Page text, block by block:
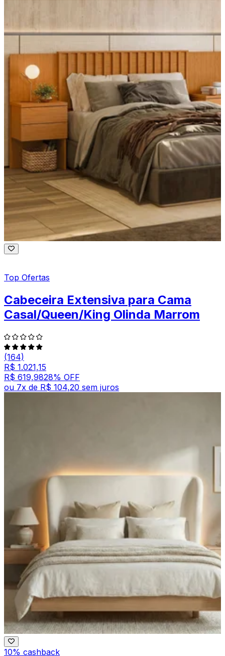
Top Ofertas
Cabeceira Extensiva para Cama
Casal/Queen/King Olinda Marrom
(164)
R$ 1.021,15
R$ 619,9828% OFF
ou 7x de R$ 104,20 sem juros
10% cashback